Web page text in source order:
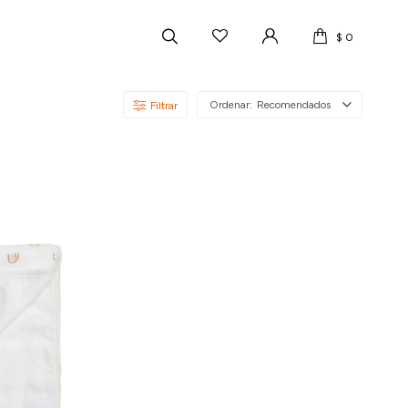
$ 0
Recomendados